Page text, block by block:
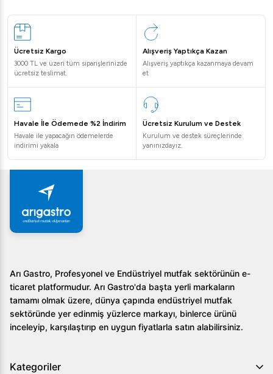
Ücretsiz Kargo
3000 TL ve üzeri tüm siparişlerinizde
ücretsiz teslimat.
Alışveriş Yaptıkça Kazan
Alışveriş yaptıkça kazanmaya devam
et
Havale İle Ödemede %2 İndirim
Havale ile yapacağın ödemelerde
indirimi yakala
Ücretsiz Kurulum ve Destek
Kurulum ve destek süreçlerinde
yanınızdayız.
Arı Gastro, Profesyonel ve Endüstriyel mutfak sektörünün e-
ticaret platformudur. Arı Gastro'da başta yerli markaların
tamamı olmak üzere, dünya çapında endüstriyel mutfak
sektöründe yer edinmiş yüzlerce markayı, binlerce ürünü
inceleyip, karşılaştırıp en uygun fiyatlarla satın alabilirsiniz.
Kategoriler